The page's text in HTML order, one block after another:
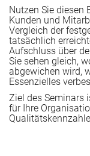
Nutzen Sie diesen
Kunden und
Vergleich der
tatsächlich
Aufschluss über
Sie sehen gleich,
abgewichen wird,
Essenzielles
Ziel des Seminars
für Ihre